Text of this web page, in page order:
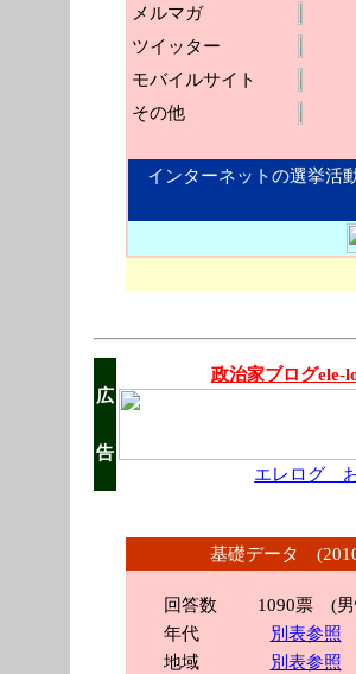
メルマガ
ツイッター
モバイルサイト
その他
インターネットの選挙活
広
告
政治家ブログele-
エレログ
基礎データ
回答数 1090票 (男
年代 別表参照
地域 別表参照